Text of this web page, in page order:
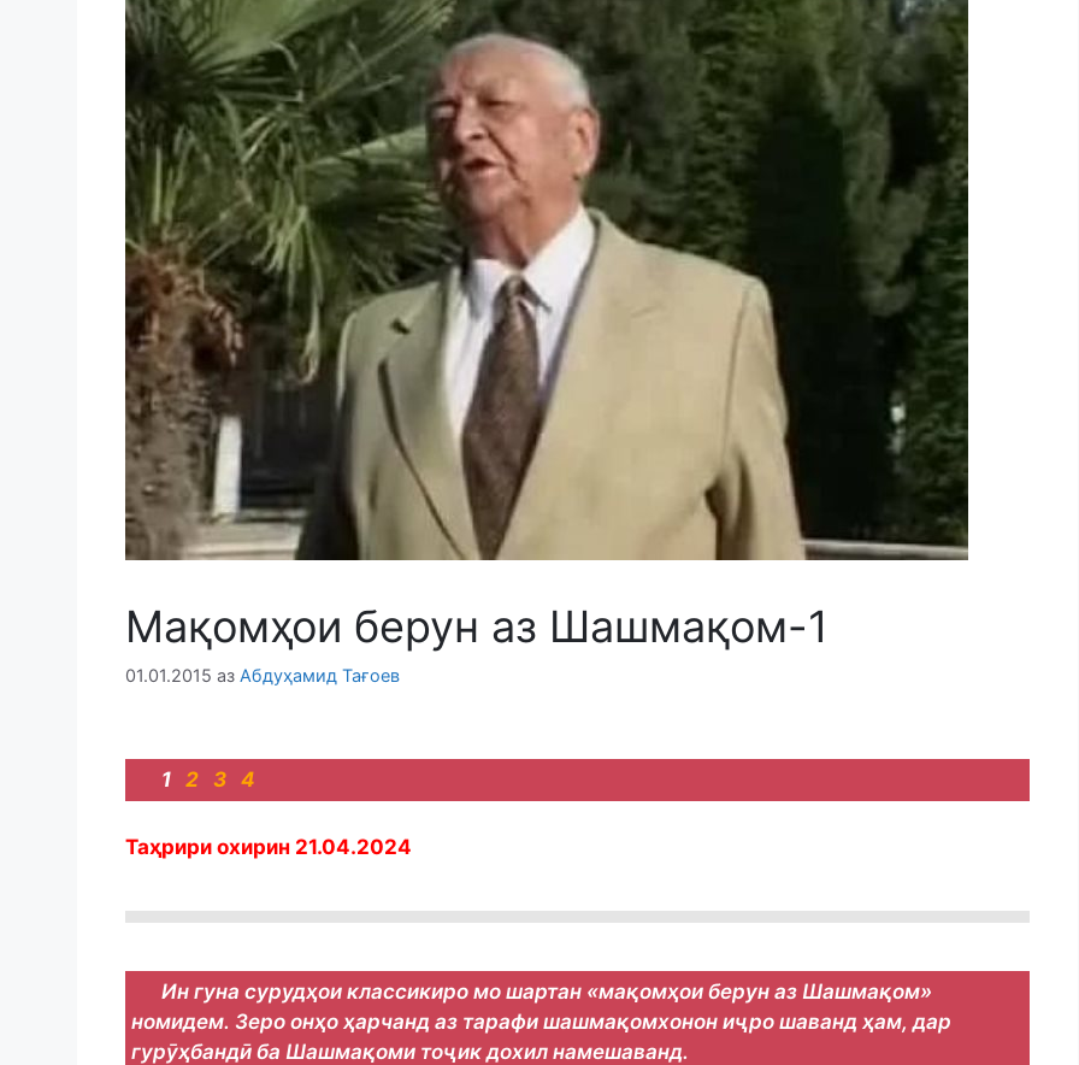
Мақомҳои берун аз Шашмақом-1
01.01.2015 аз Абдуҳамид Тағоев
1 2 3 4
Таҳрири охирин 21.04.2024
Ин гуна сурудҳои классикиро мо шартан «мақомҳои берун аз Шашмақом»
номидем. Зеро онҳо ҳарчанд аз тарафи шашмақомхонон иҷро шаванд ҳам, дар
гурӯҳбандӣ ба Шашмақоми тоҷик дохил намешаванд.